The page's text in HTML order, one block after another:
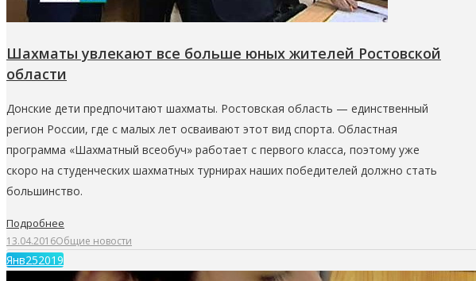
Шахматы увлекают все больше юных жителей Ростовской
области
Донские дети предпочитают шахматы. Ростовская область — единственный
регион России, где с малых лет осваивают этот вид спорта. Областная
программа «Шахматный всеобуч» работает с первого класса, поэтому уже
скоро на студенческих шахматных турнирах наших победителей должно стать
большинство.
Подробнее
13.04.2016Общие новости
Янв252019